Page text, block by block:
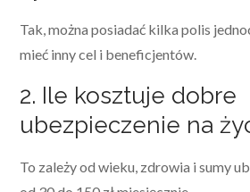
Tak, można posiadać kilka polis
mieć inny cel i beneficjentów.
2. Ile kosztuje dobre
ubezpieczenie na
To zależy od wieku, zdrowia i sumy